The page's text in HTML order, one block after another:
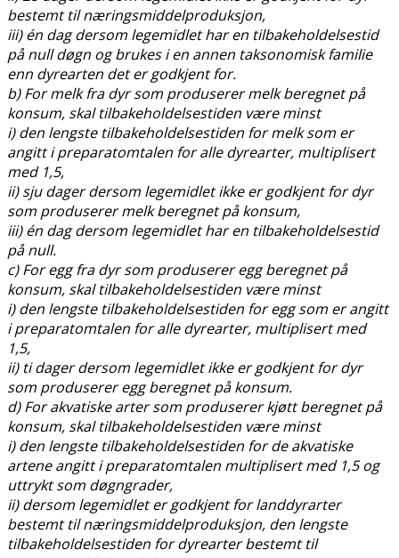
bestemt til næringsmiddelproduksjon,
iii) én dag dersom legemidlet har en tilbakeholdelsestid
på null døgn og brukes i en annen taksonomisk familie
enn dyrearten det er godkjent for.
b) For melk fra dyr som produserer melk beregnet på
konsum, skal tilbakeholdelsestiden være minst
i) den lengste tilbakeholdelsestiden for melk som er
angitt i preparatomtalen for alle dyrearter, multiplisert
med 1,5,
ii) sju dager dersom legemidlet ikke er godkjent for dyr
som produserer melk beregnet på konsum,
iii) én dag dersom legemidlet har en tilbakeholdelsestid
på null.
c) For egg fra dyr som produserer egg beregnet på
konsum, skal tilbakeholdelsestiden være minst
i) den lengste tilbakeholdelsestiden for egg som er angitt
i preparatomtalen for alle dyrearter, multiplisert med
1,5,
ii) ti dager dersom legemidlet ikke er godkjent for dyr
som produserer egg beregnet på konsum.
d) For akvatiske arter som produserer kjøtt beregnet på
konsum, skal tilbakeholdelsestiden være minst
i) den lengste tilbakeholdelsestiden for de akvatiske
artene angitt i preparatomtalen multiplisert med 1,5 og
uttrykt som døgngrader,
ii) dersom legemidlet er godkjent for landdyrarter
bestemt til næringsmiddelproduksjon, den lengste
tilbakeholdelsestiden for dyrearter bestemt til